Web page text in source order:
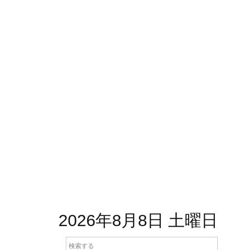
2026年8月8日 土曜日